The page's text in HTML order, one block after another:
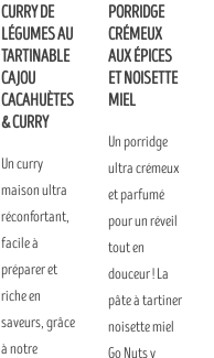
CURRY DE
LÉGUMES AU
TARTINABLE
CAJOU
CACAHUÈTES
& CURRY
Un curry
maison ultra
réconfortant,
facile à
préparer et
riche en
saveurs, grâce
à notre
PORRIDGE
CRÉMEUX
AUX ÉPICES
ET NOISETTE
MIEL
Un porridge
ultra crémeux
et parfumé
pour un réveil
tout en
douceur ! La
pâte à tartiner
noisette miel
Go Nuts y